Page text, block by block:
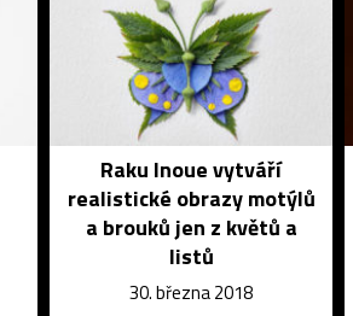
Raku Inoue vytváří
realistické obrazy motýlů
a brouků jen z květů a
listů
30. března 2018